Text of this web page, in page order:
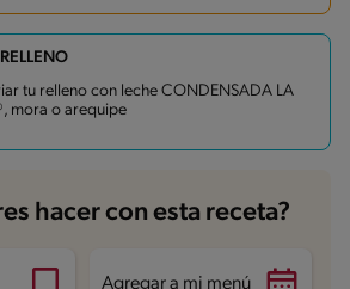
17.6 g
kcal
g
tu relleno con leche CONDENSADA LA
mora o arequipe
hacer con esta receta?
Agregar a mi menú